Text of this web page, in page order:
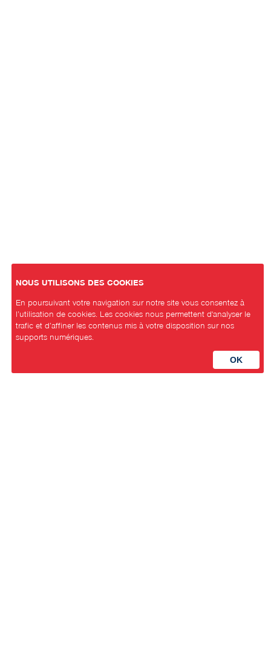
NOUS UTILISONS DES COOKIES
En poursuivant votre navigation sur notre site vous consentez à
l’utilisation de cookies. Les cookies nous permettent d'analyser le
trafic et d’affiner les contenus mis à votre disposition sur nos
supports numériques.